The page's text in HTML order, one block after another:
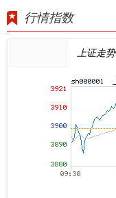
行情指数
上证走势